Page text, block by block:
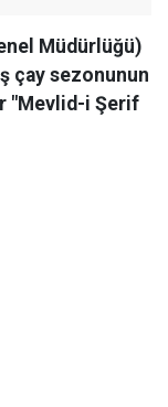
Müdürlüğü)
çay sezonunun
"Mevlid-i Şerif